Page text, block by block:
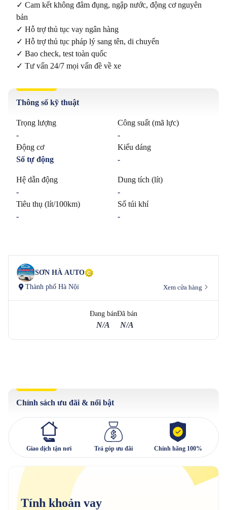
✓ Cam kết không đâm đụng, ngập nước, động cơ nguyên
bản
✓ Hỗ trợ thủ tục vay ngân hàng
✓ Hỗ trợ thủ tục pháp lý sang tên, di chuyển
✓ Bao check, test toàn quốc
✓ Tư vấn 24/7 mọi vấn đề về xe
Thông số kỹ thuật
Trọng lượng
-
Động cơ
Số tự động
Công suất (mã lực)
-
Kiểu dáng
-
Hệ dẫn động
-
Tiêu thụ (lít/100km)
-
Dung tích (lít)
-
Số túi khí
-
SƠN HÀ AUTO
Thành phố Hà Nội
Xem cửa hàng
Đang bán
N/A
Đã bán
N/A
Chính sách ưu đãi & nổi bật
Giao dịch tận nơi Trả góp ưu đãi Chính hãng 100%
Tính khoản vay